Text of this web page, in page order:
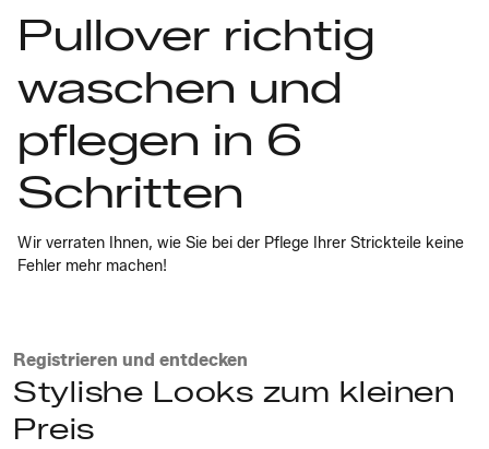
Pullover richtig
waschen und
pflegen in 6
Schritten
Wir verraten Ihnen, wie Sie bei der Pflege Ihrer Strickteile keine
Fehler mehr machen!
Registrieren und entdecken
Stylishe Looks zum kleinen
Preis